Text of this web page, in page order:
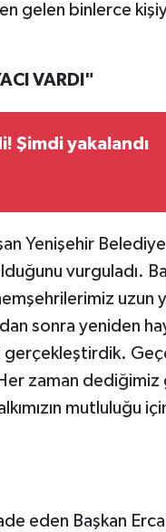
gelen binlerce
VARDI"
Şimdi yakalandı
Yenişehir Belediye
vurguladı.
uzun
sonra yeniden
gerçekleştirdik.
zaman dediğimiz
mutluluğu
eden Başkan